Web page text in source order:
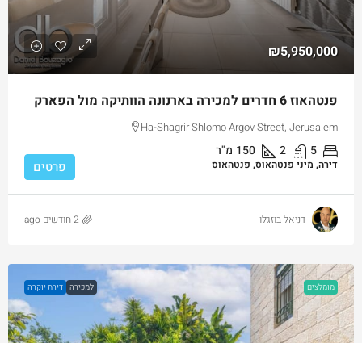
₪5,950,000
פנטהאוז 6 חדרים למכירה בארנונה הוותיקה מול הפארק
Ha-Shagrir Shlomo Argov Street, Jerusalem
5
2
150 מ"ר
דירה, מיני פנטהאוס, פנטהאוס פרטים
דניאל בוזגלו 2 חודשים ago
מומלצים למכירה דירת יוקרה